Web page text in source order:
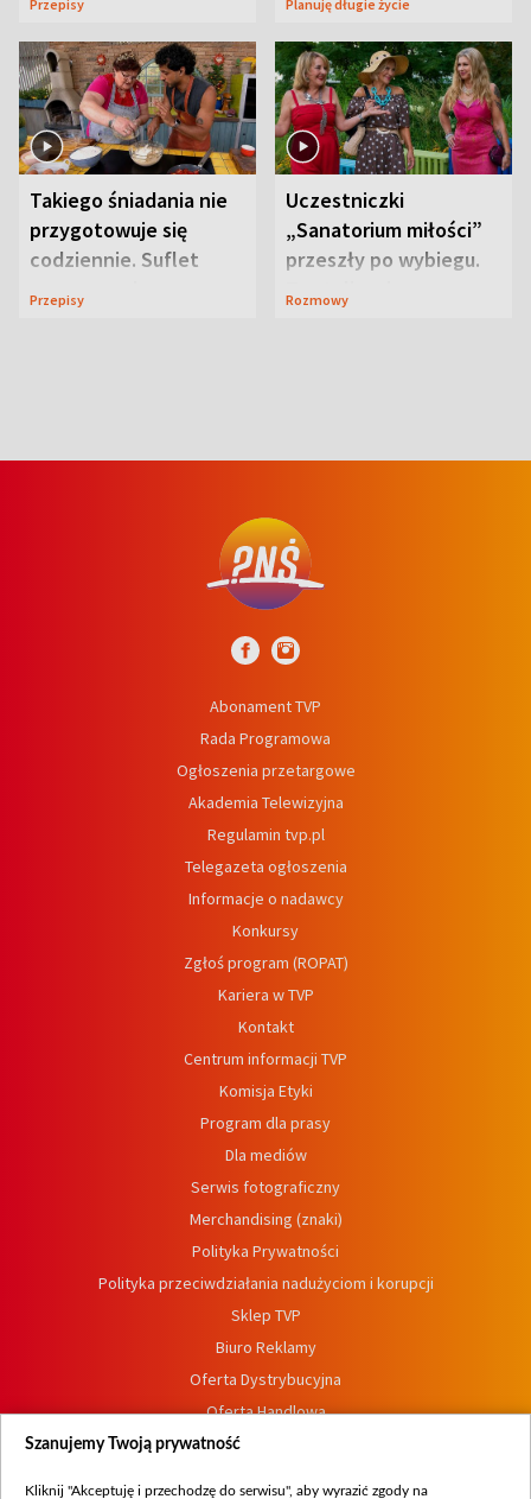
Przepisy Planuję długie życie
Takiego śniadania nie
przygotowuje się
codziennie. Suflet
serowy zachwyca
Przepisy
Uczestniczki
„Sanatorium miłości”
przeszły po wybiegu.
Te stylizacje
Rozmowy
Abonament TVP
Rada Programowa
Ogłoszenia przetargowe
Akademia Telewizyjna
Regulamin tvp.pl
Telegazeta ogłoszenia
Informacje o nadawcy
Konkursy
Zgłoś program (ROPAT)
Kariera w TVP
Kontakt
Centrum informacji TVP
Komisja Etyki
Program dla prasy
Dla mediów
Serwis fotograficzny
Merchandising (znaki)
Polityka Prywatności
Polityka przeciwdziałania nadużyciom i korupcji
Sklep TVP
Biuro Reklamy
Oferta Dystrybucyjna
Oferta Handlowa
Dostępność
Szanujemy Twoją prywatność
Kliknij "Akceptuję i przechodzę do serwisu", aby wyrazić zgody na